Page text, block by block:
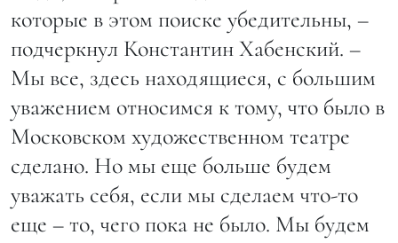
которые в этом поиске убедительны, –
подчеркнул Константин Хабенский. –
Мы все, здесь находящиеся, с большим
уважением относимся к тому, что было в
Московском художественном театре
сделано. Но мы еще больше будем
уважать себя, если мы сделаем что-то
еще – то, чего пока не было. Мы будем